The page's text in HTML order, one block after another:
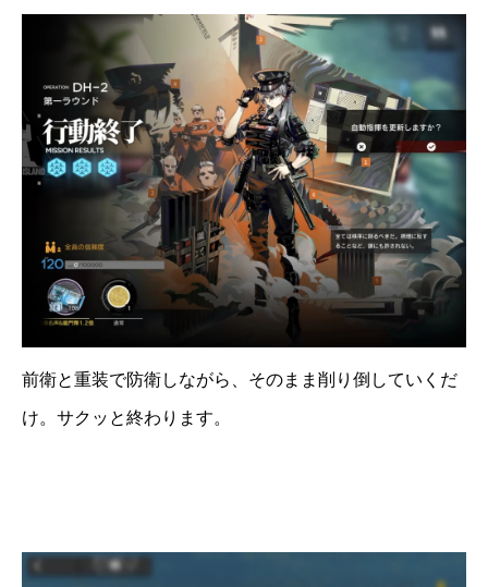
前衛と重装で防衛しながら、そのまま削り倒していくだ
け。サクッと終わります。